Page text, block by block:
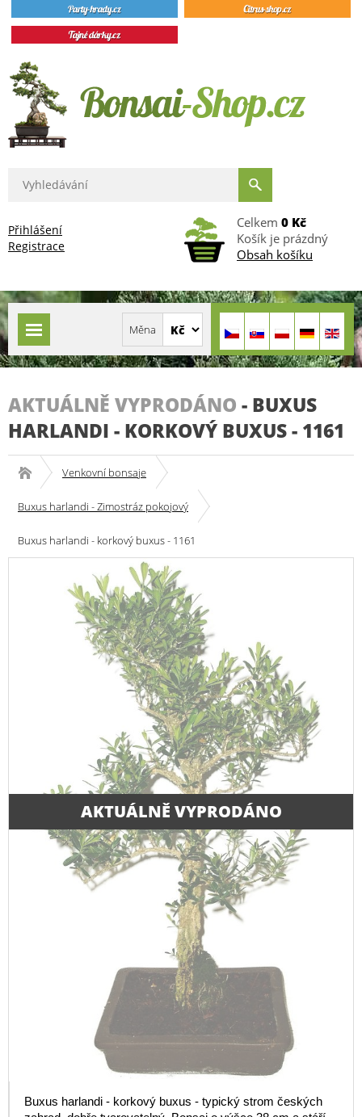
Přihlášení
Registrace
Celkem 0 Kč
Košík je prázdný
Obsah košíku
AKTUÁLNĚ VYPRODÁNO - BUXUS
HARLANDI - KORKOVÝ BUXUS - 1161
Venkovní bonsaje
Buxus harlandi - Zimostráz pokojový
Buxus harlandi - korkový buxus - 1161
AKTUÁLNĚ VYPRODÁNO
Buxus harlandi - korkový buxus - typický strom českých